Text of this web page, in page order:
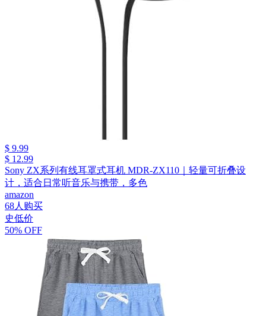
$ 9.99
$ 12.99
Sony ZX系列有线耳罩式耳机 MDR-ZX110｜轻量可折叠设
计，适合日常听音乐与携带，多色
amazon
68人购买
史低价
50% OFF